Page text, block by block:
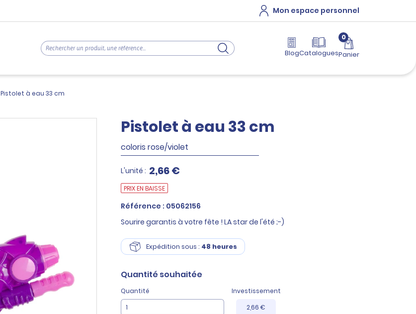
Mon espace personnel
BlogCatalogues
0
Panier
Pistolet à eau 33 cm
Pistolet à eau 33 cm
coloris rose/violet
L'unité : 2,66 €
PRIX EN BAISSE
Référence : 05062156
Sourire garantis à votre fête ! LA star de l'été ;-)
Expédition sous : 48 heures
Quantité souhaitée
Quantité
Investissement
2,66 €